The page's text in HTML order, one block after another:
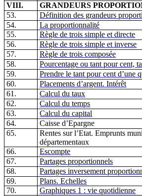
VIII.
GRANDEURS
53.
Définition des grandeurs
54.
La proportionnalité
55.
Règle de trois simpleet directe
56.
Règle de trois simple et inverse
57.
Règle de trois composée
58.
Pourcentage ou tant pour cent,
59.
Prendre le tant pour cent d’une
60.
Placements d’argent. Intérêt
61.
Calcul du taux
62.
Calcul du temps
63.
Calcul du capital
64.
Caisse d’Epargne
65.
Rentes sur l’Etat. Emprunts
départementaux
66.
Escompte
67.
Partages proportionnels
68.
Partages inversement
69.
Plans. Echelles
70.
Graphiques 1 : vie quotidienne